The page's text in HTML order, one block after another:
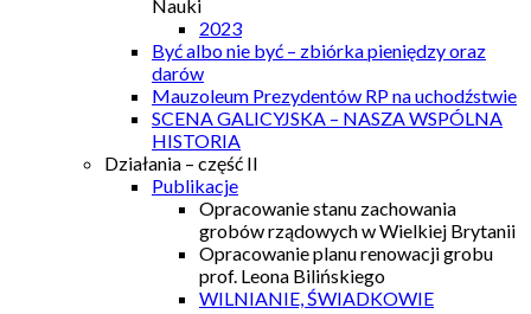
Nauki
2023
Być albo nie być – zbiórka pieniędzy oraz
darów
Mauzoleum Prezydentów RP na uchodźstwie
SCENA GALICYJSKA – NASZA WSPÓLNA
HISTORIA
Działania – część II
Publikacje
Opracowanie stanu zachowania
grobów rządowych w Wielkiej Brytanii
Opracowanie planu renowacji grobu
prof. Leona Bilińskiego
WILNIANIE, ŚWIADKOWIE